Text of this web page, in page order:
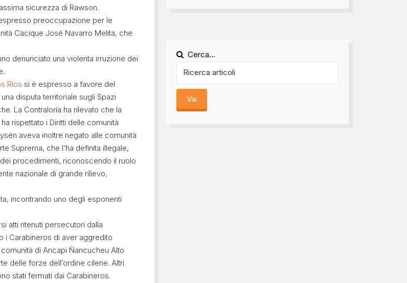
sicurezza di Rawson.
preoccupazione per le
Cacique José Navarro Melita, che
denunciato una violenta irruzione dei
Ríos si è espresso a favore del
disputa territoriale sugli Spazi
La Contraloría ha rilevato che la
rispettato i Diritti delle comunità
aveva inoltre negato alle comunità
Suprema, che l’ha definita illegale,
procedimenti, riconoscendo il ruolo
nazionale di grande rilievo,
incontrando uno degli esponenti
atti ritenuti persecutori dalla
i Carabineros di aver aggredito
di Ancapi Ñancucheu Alto
delle forze dell’ordine cilene. Altri
stati fermati dai Carabineros.
Cerca...
Vai